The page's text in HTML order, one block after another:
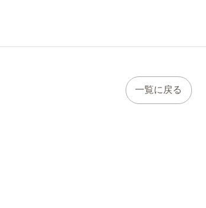
一覧に戻る